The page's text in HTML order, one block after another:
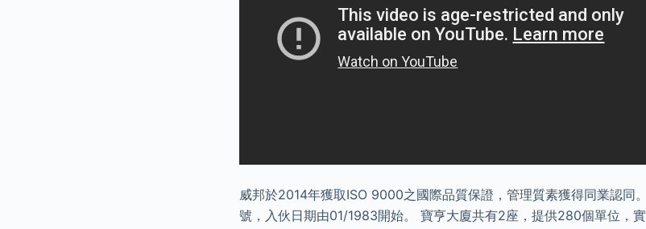
威邦於2014年獲取ISO 9000之國際品質保證，管理質素獲得同業認同
號，入伙日期由01/1983開始。 寶亨大廈共有2座，提供280個單位，